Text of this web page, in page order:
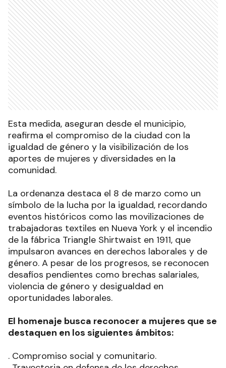
Esta medida, aseguran desde el municipio,
reafirma el compromiso de la ciudad con la
igualdad de género y la visibilización de los
aportes de mujeres y diversidades en la
comunidad.
La ordenanza destaca el 8 de marzo como un
símbolo de la lucha por la igualdad, recordando
eventos históricos como las movilizaciones de
trabajadoras textiles en Nueva York y el incendio
de la fábrica Triangle Shirtwaist en 1911, que
impulsaron avances en derechos laborales y de
género. A pesar de los progresos, se reconocen
desafíos pendientes como brechas salariales,
violencia de género y desigualdad en
oportunidades laborales.
El homenaje busca reconocer a mujeres que se
destaquen en los siguientes ámbitos:
. Compromiso social y comunitario.